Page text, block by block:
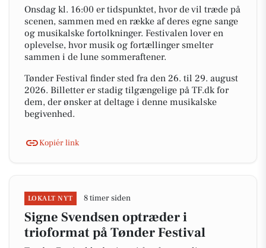
Onsdag kl. 16:00 er tidspunktet, hvor de vil træde på
scenen, sammen med en række af deres egne sange
og musikalske fortolkninger. Festivalen lover en
oplevelse, hvor musik og fortællinger smelter
sammen i de lune sommeraftener.
Tønder Festival finder sted fra den 26. til 29. august
2026. Billetter er stadig tilgængelige på TF.dk for
dem, der ønsker at deltage i denne musikalske
begivenhed.
Kopiér link
LOKALT NYT 8 timer siden
Signe Svendsen optræder i
trioformat på Tønder Festival